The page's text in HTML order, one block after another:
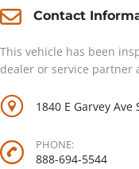
Contact
This vehicle has been
dealer or service partner
1840 E Garvey Ave
PHONE:
888-694-5544